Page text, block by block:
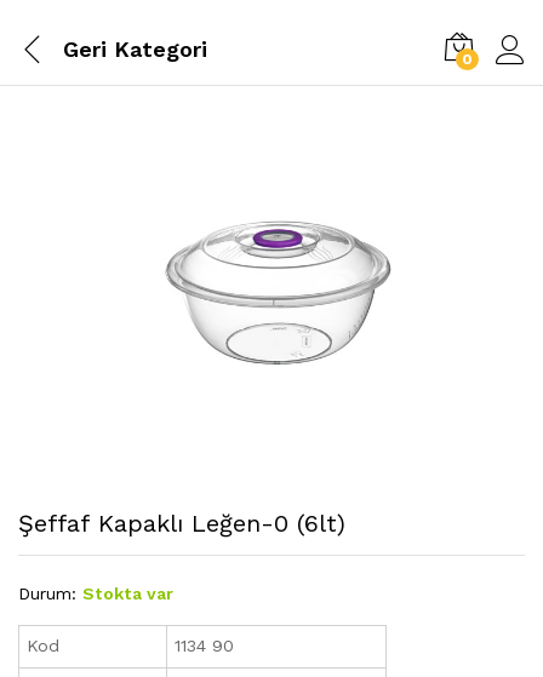
Geri Kategori 0
Şeffaf Kapaklı Leğen-0 (6lt)
Durum: Stokta var
Kod 1134 90